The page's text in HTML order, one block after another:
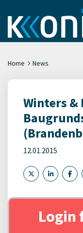
Home News
Winters
12.01.2015
Login